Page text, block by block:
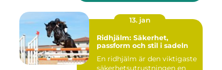
13. jan
Ridhjälm: Säkerhet,
passform och stil i sadeln
En ridhjälm är den viktigaste
säkerhetsutrustningen en